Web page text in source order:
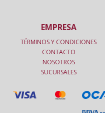
EMPRESA
TÉRMINOS Y CONDICIONES
CONTACTO
NOSOTROS
SUCURSALES